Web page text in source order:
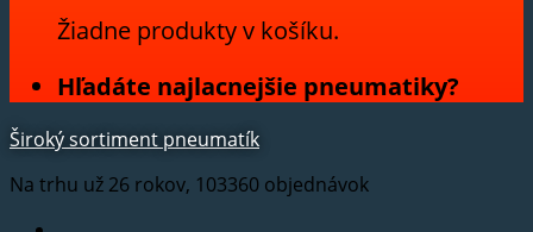
Žiadne produkty v košíku.
Hľadáte najlacnejšie pneumatiky?
Široký sortiment pneumatík
Na trhu už 26 rokov, 103360 objednávok